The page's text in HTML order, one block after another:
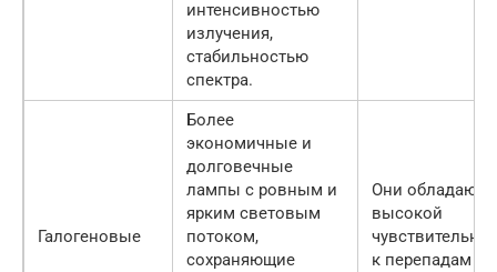
интенсивностью
излучения,
стабильностью
спектра.
Галогеновые
Более
экономичные и
долговечные
лампы с ровным и
ярким световым
потоком,
сохраняющие
Они обладают
высокой
к перепадам в